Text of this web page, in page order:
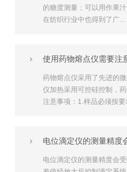
的糖度测量；可以用作果
在纺织行业中也得到了广...
使用药物熔点仪需要注
药物熔点仪采用了先进的
仪加热采用可控硅控制，
注意事项：1.样品必须按要
电位滴定仪的测量精度
电位滴定仪的测量精度会